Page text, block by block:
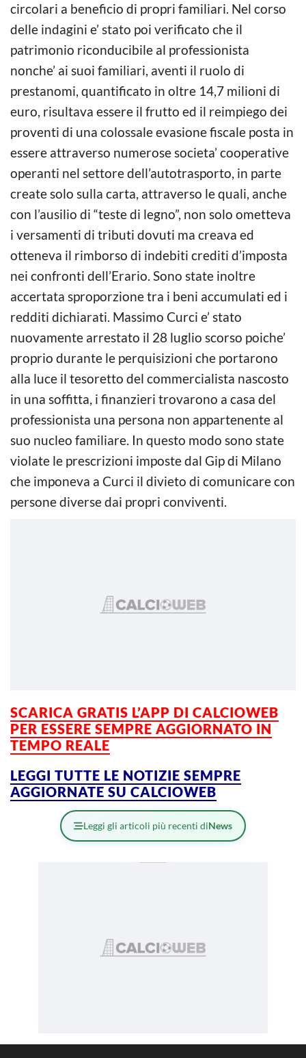
circolari a beneficio di propri familiari. Nel corso
delle indagini e’ stato poi verificato che il
patrimonio riconducibile al professionista
nonche’ ai suoi familiari, aventi il ruolo di
prestanomi, quantificato in oltre 14,7 milioni di
euro, risultava essere il frutto ed il reimpiego dei
proventi di una colossale evasione fiscale posta in
essere attraverso numerose societa’ cooperative
operanti nel settore dell’autotrasporto, in parte
create solo sulla carta, attraverso le quali, anche
con l’ausilio di “teste di legno”, non solo ometteva
i versamenti di tributi dovuti ma creava ed
otteneva il rimborso di indebiti crediti d’imposta
nei confronti dell’Erario. Sono state inoltre
accertata sproporzione tra i beni accumulati ed i
redditi dichiarati. Massimo Curci e’ stato
nuovamente arrestato il 28 luglio scorso poiche’
proprio durante le perquisizioni che portarono
alla luce il tesoretto del commercialista nascosto
in una soffitta, i finanzieri trovarono a casa del
professionista una persona non appartenente al
suo nucleo familiare. In questo modo sono state
violate le prescrizioni imposte dal Gip di Milano
che imponeva a Curci il divieto di comunicare con
persone diverse dai propri conviventi.
SCARICA GRATIS L’APP DI CALCIOWEB
PER ESSERE SEMPRE AGGIORNATO IN
TEMPO REALE
LEGGI TUTTE LE NOTIZIE SEMPRE
AGGIORNATE SU CALCIOWEB
Leggi gli articoli più recenti diNews